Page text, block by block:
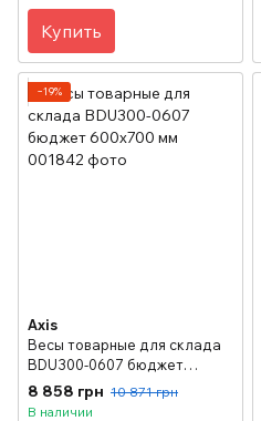
Купить
−19%
Axis
Весы товарные для склада
BDU300-0607 бюджет
600х700 мм
8 858 грн 10 871 грн
В наличии